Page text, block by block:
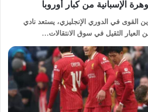
الإسبانية من كبار أوروبا
في الدوري الإنجليزي، يستعد نادي
العيار الثقيل في سوق الانتقالات…